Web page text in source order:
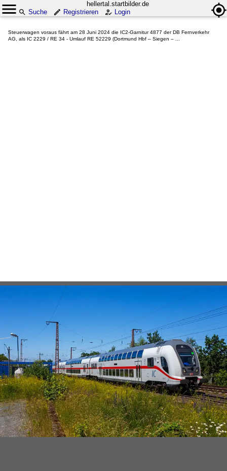
hellertal.startbilder.de
Suche
Registrieren Login
Steuerwagen voraus fährt am 28 Juni 2024 die IC2-Garnitur 4877 der DB Fernverkehr
AG, als IC 2229 / RE 34 - Umlauf RE 52229 (Dortmund Hbf – Siegen – ...